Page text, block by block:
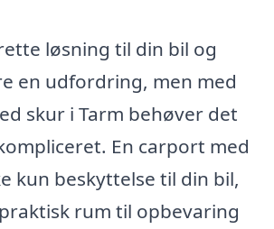
løsning til din bil og
en udfordring, men med
skur i Tarm behøver det
En carport med
kun beskyttelse til din bil,
rum til opbevaring